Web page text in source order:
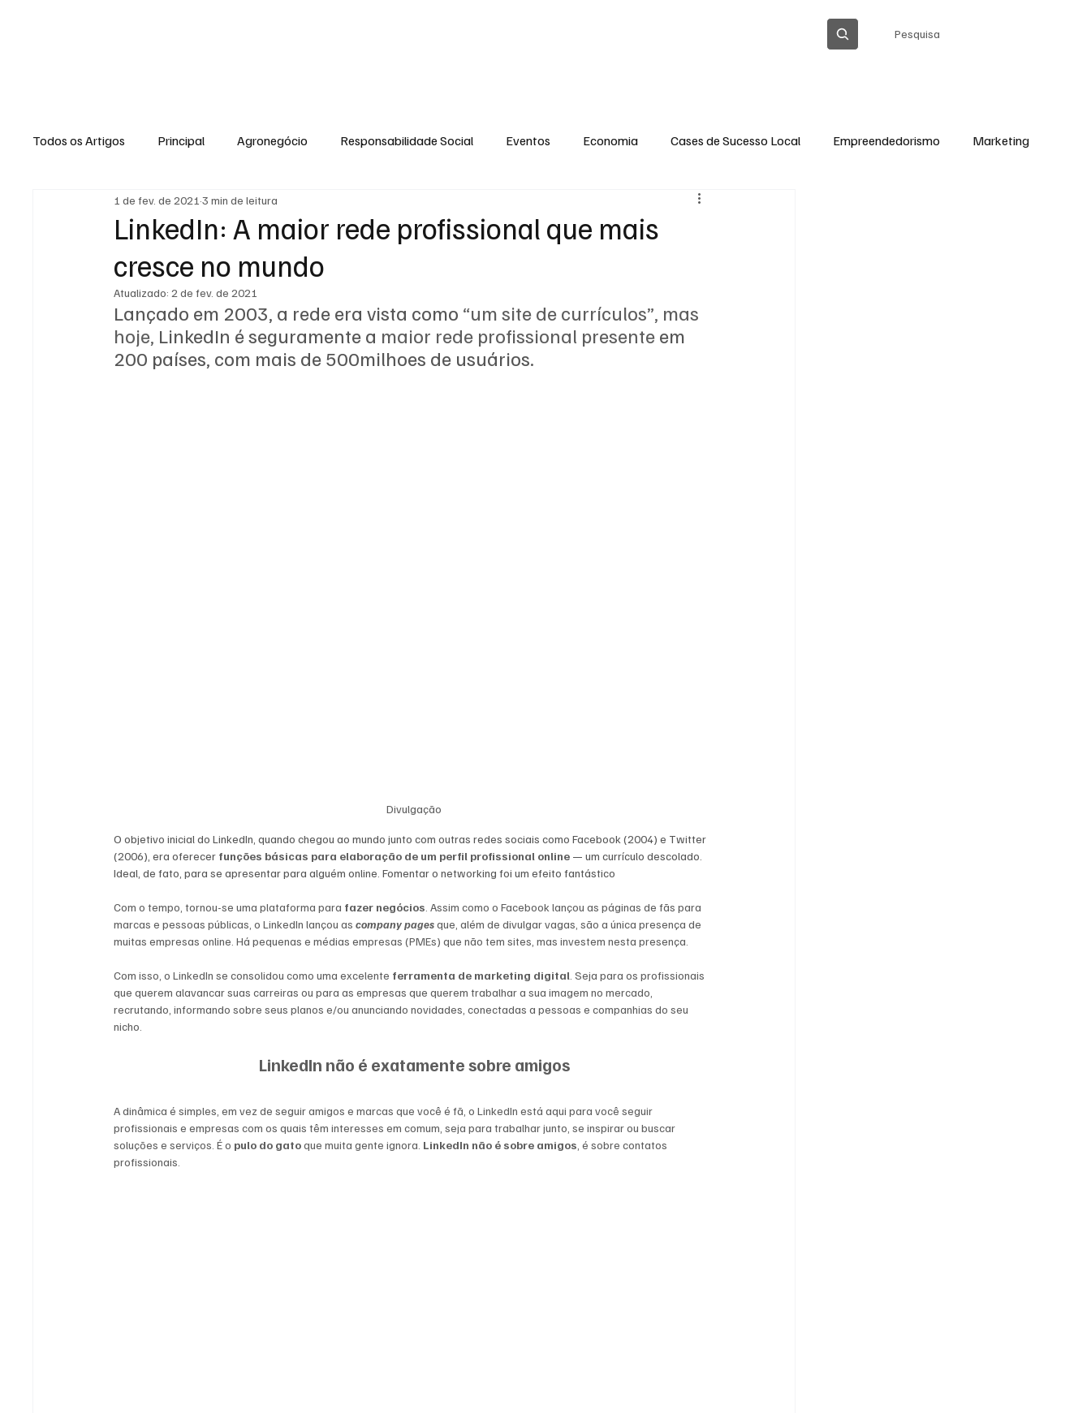
Pesquisa
Todos os Artigos Principal Agronegócio Responsabilidade Social Eventos Economia Cases de Sucesso Local Empreendedorismo Marketing
Expediente Morro do Coco Conselheiro Josino Espírito Santinho
Dielly Rangel Fabricyo Silvestre João Carlos Campista
Auto Negócios Saúde Esportes Memórias Regionais Eventos Corporativos Cultura
LinkedIn: A maior rede profissional que mais
cresce no mundo
1 de fev. de 2021 3 min de leitura
Atualizado:2 de fev. de 2021
Lançado em 2003, a rede era vista como “um site de currículos”, mas
hoje, LinkedIn é seguramente a maior rede profissional presente em
200 países, com mais de 500milhoes de usuários.
Divulgação
O objetivo inicial do LinkedIn, quando chegou ao mundo junto com outras redes sociais como Facebook (2004) e Twitter
(2006), era oferecer funções básicas para elaboração de um perfil profissional online — um currículo descolado.
Ideal, de fato, para se apresentar para alguém online. Fomentar o networking foi um efeito fantástico
Com o tempo, tornou-se uma plataforma para fazer negócios . Assim como o Facebook lançou as páginas de fãs para
marcas e pessoas públicas, o LinkedIn lançou as company pages que, além de divulgar vagas, são a única presença de
muitas empresas online. Há pequenas e médias empresas (PMEs) que não tem sites, mas investem nesta presença.
Com isso, o LinkedIn se consolidou como uma excelente ferramenta de marketing digital . Seja para os profissionais
que querem alavancar suas carreiras ou para as empresas que querem trabalhar a sua imagem no mercado,
recrutando, informando sobre seus planos e/ou anunciando novidades, conectadas a pessoas e companhias do seu
nicho.
LinkedIn não é exatamente sobre amigos
A dinâmica é simples, em vez de seguir amigos e marcas que você é fã, o LinkedIn está aqui para você seguir
profissionais e empresas com os quais têm interesses em comum, seja para trabalhar junto, se inspirar ou buscar
soluções e serviços. É o pulo do gato que muita gente ignora. LinkedIn não é sobre amigos , é sobre contatos
profissionais.